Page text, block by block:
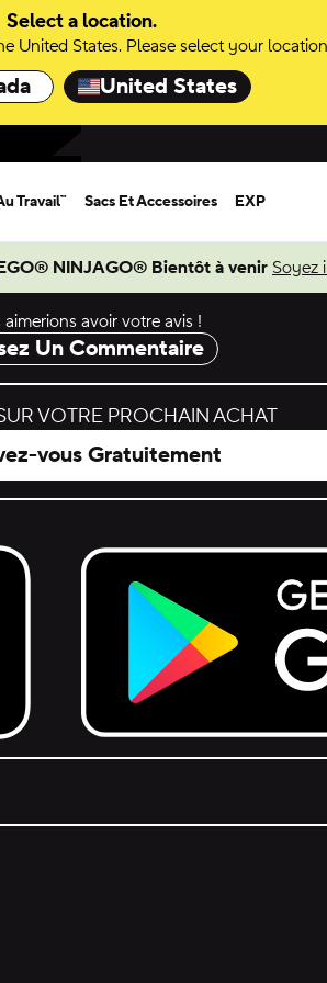
Select a location.
United States. Please select your
United States
Travail™ Sacs Et Accessoires EXP
NINJAGO® Bientôt à venir Soyez
aimerions avoir votre avis !
Un Commentaire
VOTRE PROCHAIN ACHAT
vous Gratuitement
Get it on Google Play.